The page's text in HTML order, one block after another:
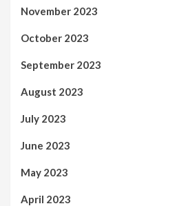
November 2023
October 2023
September 2023
August 2023
July 2023
June 2023
May 2023
April 2023